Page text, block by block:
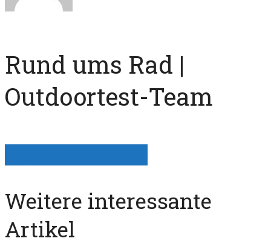
Rund ums Rad |
Outdoortest-Team
Weitere interessante
Artikel